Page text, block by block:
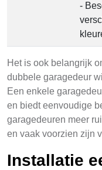
-
Het is ook belangrijk
dubbele garagedeur
Een enkele
en biedt eenvoudige
garagedeuren meer
en vaak voorzien zijn
Installatie